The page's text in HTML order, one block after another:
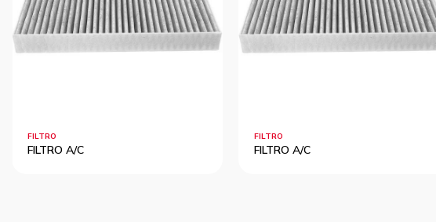
FILTRO
FILTRO A/C
FILTRO
FILTRO A/C